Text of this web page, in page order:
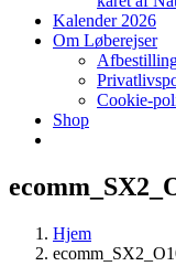
Kalender 2026
Om Løberejser
Cookie-
Shop
Hjem